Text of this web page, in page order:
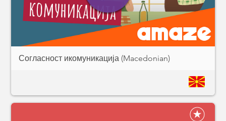
Согласност икомуникација (Macedonian)